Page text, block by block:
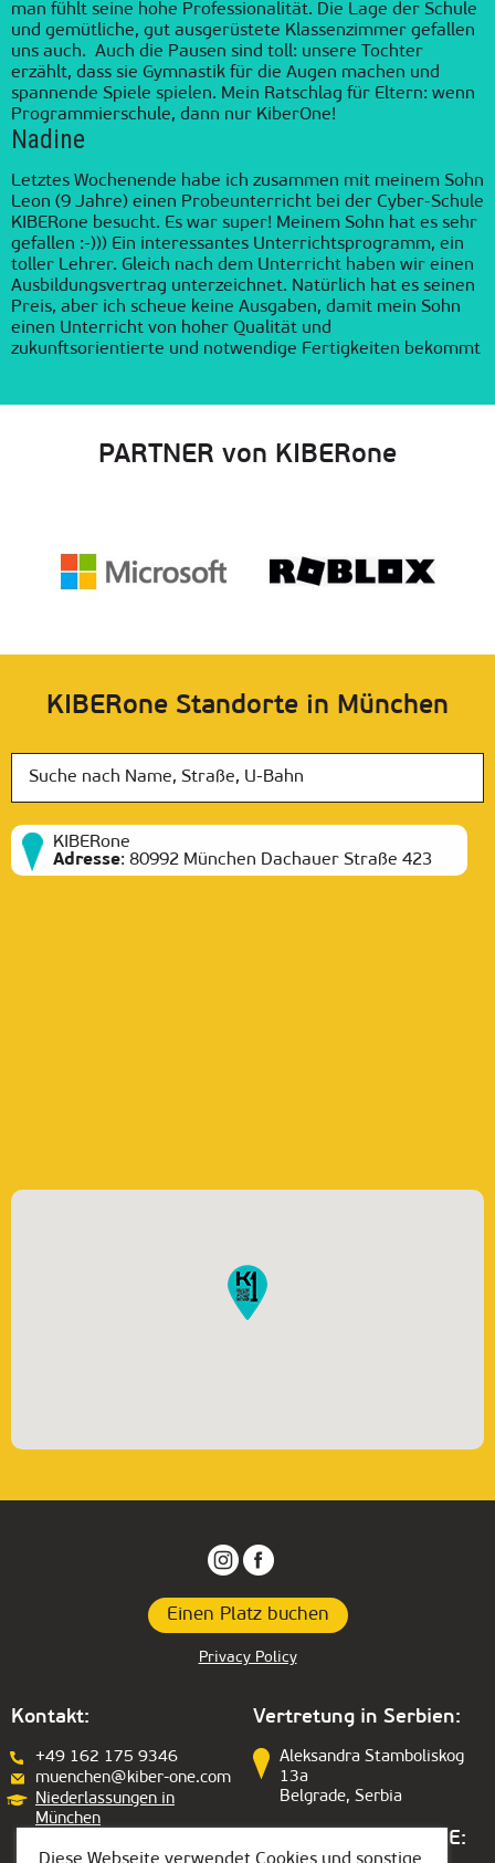
man fühlt seine hohe Professionalität. Die Lage der Schule
und gemütliche, gut ausgerüstete Klassenzimmer gefallen
uns auch. Auch die Pausen sind toll: unsere Tochter
erzählt, dass sie Gymnastik für die Augen machen und
spannende Spiele spielen. Mein Ratschlag für Eltern: wenn
Programmierschule, dann nur KiberOne!
Nadine
Letztes Wochenende habe ich zusammen mit meinem Sohn
Leon (9 Jahre) einen Probeunterricht bei der Cyber-Schule
KIBERone besucht. Es war super! Meinem Sohn hat es sehr
gefallen :-))) Ein interessantes Unterrichtsprogramm, ein
toller Lehrer. Gleich nach dem Unterricht haben wir einen
Ausbildungsvertrag unterzeichnet. Natürlich hat es seinen
Preis, aber ich scheue keine Ausgaben, damit mein Sohn
einen Unterricht von hoher Qualität und
zukunftsorientierte und notwendige Fertigkeiten bekommt
PARTNER von KIBERone
KIBERone Standorte in München
KIBERone
Adresse: 80992 München Dachauer Straße 423
Einen Platz buchen
Privacy Policy
Kontakt:
+49 162 175 9346
muenchen@kiber-one.com
Niederlassungen in
München
Vertretung in Serbien:
Aleksandra Stamboliskog
13a
Belgrade, Serbia
Vertretung in den VAE: